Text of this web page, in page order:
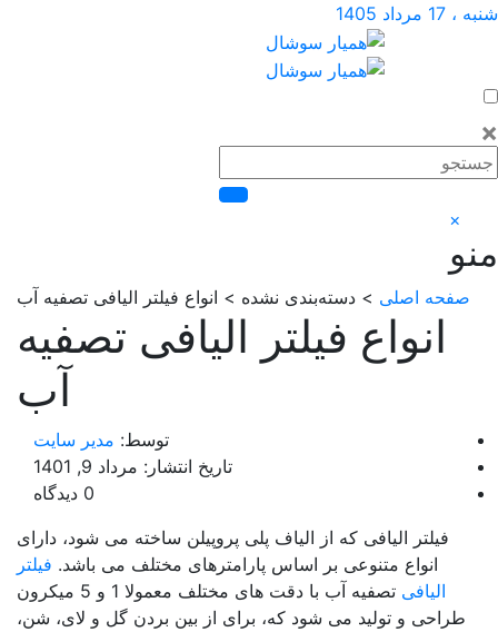
نشده > انواع فیلتر الیافی تصفیه آب
الیافی تصفیه
الیاف پلی پروپیلن ساخته می شود، دارای
اساس پارامترهای مختلف می باشد.فیلتر
تصفیه آب با دقت های مختلف معمولا 1 و 5 میکرون
که، برای از بین بردن گل و لای، شن،